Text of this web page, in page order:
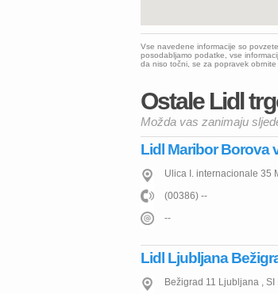
Vse navedene informacije so
posodabljamo podatke, vse
da niso točni, se za popravek
Ostale Lidl
Možda vas zanimaju
Lidl Maribor Borova
Ulica I. internacionale 35
(00386) --
--
Lidl Ljubljana
Bežigrad 11 Ljubljana , SI